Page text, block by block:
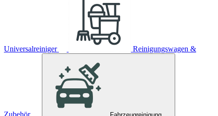
Universalreiniger Reinigungswagen &